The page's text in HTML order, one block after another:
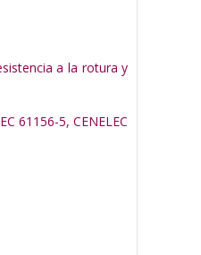
a la rotura y
61156-5, CENELEC